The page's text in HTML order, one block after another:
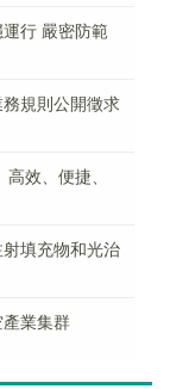
行 嚴密防範
規則公開徵求
效、便捷、
填充物和光治
業集群